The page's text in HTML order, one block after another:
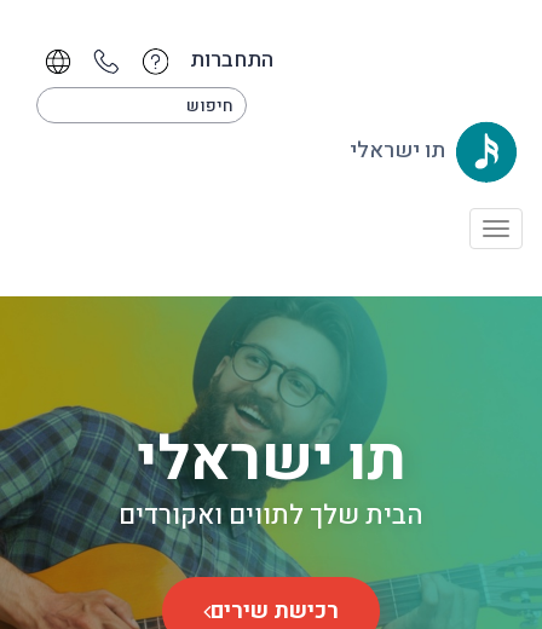
התחברות
תו ישראלי
תו ישראלי
הבית שלך לתווים ואקורדים
רכישת שירים